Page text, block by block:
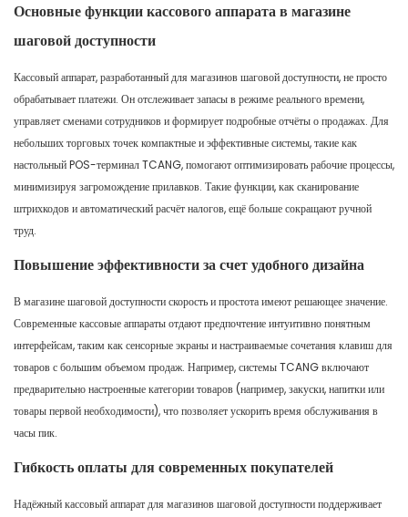
Основные функции кассового аппарата в магазине
шаговой доступности
Кассовый аппарат, разработанный для магазинов шаговой доступности, не просто
обрабатывает платежи. Он отслеживает запасы в режиме реального времени,
управляет сменами сотрудников и формирует подробные отчёты о продажах. Для
небольших торговых точек компактные и эффективные системы, такие как
настольный POS-терминал TCANG, помогают оптимизировать рабочие процессы,
минимизируя загромождение прилавков. Такие функции, как сканирование
штрихкодов и автоматический расчёт налогов, ещё больше сокращают ручной
труд.
Повышение эффективности за счет удобного дизайна
В магазине шаговой доступности скорость и простота имеют решающее значение.
Современные кассовые аппараты отдают предпочтение интуитивно понятным
интерфейсам, таким как сенсорные экраны и настраиваемые сочетания клавиш для
товаров с большим объемом продаж. Например, системы TCANG включают
предварительно настроенные категории товаров (например, закуски, напитки или
товары первой необходимости), что позволяет ускорить время обслуживания в
часы пик.
Гибкость оплаты для современных покупателей
Надёжный кассовый аппарат для магазинов шаговой доступности поддерживает